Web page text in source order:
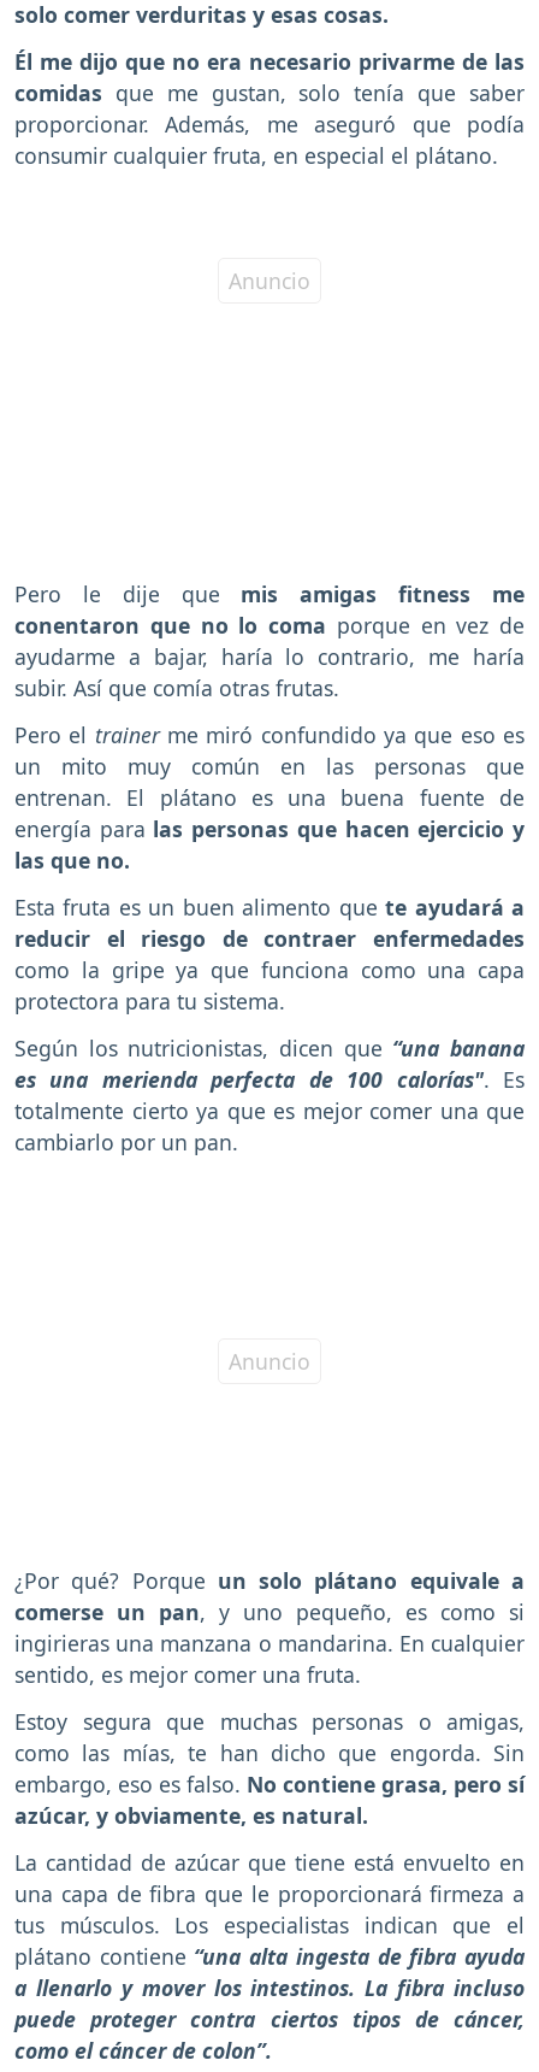
solo comer verduritas y esas cosas.
Él me dijo que no era necesario privarme de las
comidas que me gustan, solo tenía que saber
proporcionar. Además, me aseguró que podía
consumir cualquier fruta, en especial el plátano.
Pero le dije que mis amigas fitness me
conentaron que no lo coma porque en vez de
ayudarme a bajar, haría lo contrario, me haría
subir. Así que comía otras frutas.
Pero el trainerme miró confundido ya que eso es
un mito muy común en las personas que
entrenan. El plátano es una buena fuente de
energía para las personas que hacen ejercicio y
las que no.
Esta fruta es un buen alimento que te ayudará a
reducir el riesgo de contraer enfermedades
como la gripe ya que funciona como una capa
protectora para tu sistema.
Según los nutricionistas, dicen que “una banana
es una merienda perfecta de 100 calorías". Es
totalmente cierto ya que es mejor comer una que
cambiarlo por un pan.
¿Por qué? Porque un solo plátano equivale a
comerse un pan, y uno pequeño, es como si
ingirieras una manzana o mandarina. En cualquier
sentido, es mejor comer una fruta.
Estoy segura que muchas personas o amigas,
como las mías, te han dicho que engorda. Sin
embargo, eso es falso. No contiene grasa, pero sí
azúcar, y obviamente, es natural.
La cantidad de azúcar que tiene está envuelto en
una capa de fibra que le proporcionará firmeza a
tus músculos. Los especialistas indican que el
plátano contiene “una alta ingesta de fibra ayuda
a llenarlo y mover los intestinos. La fibra incluso
puede proteger contra ciertos tipos de cáncer,
como el cáncer de colon”.